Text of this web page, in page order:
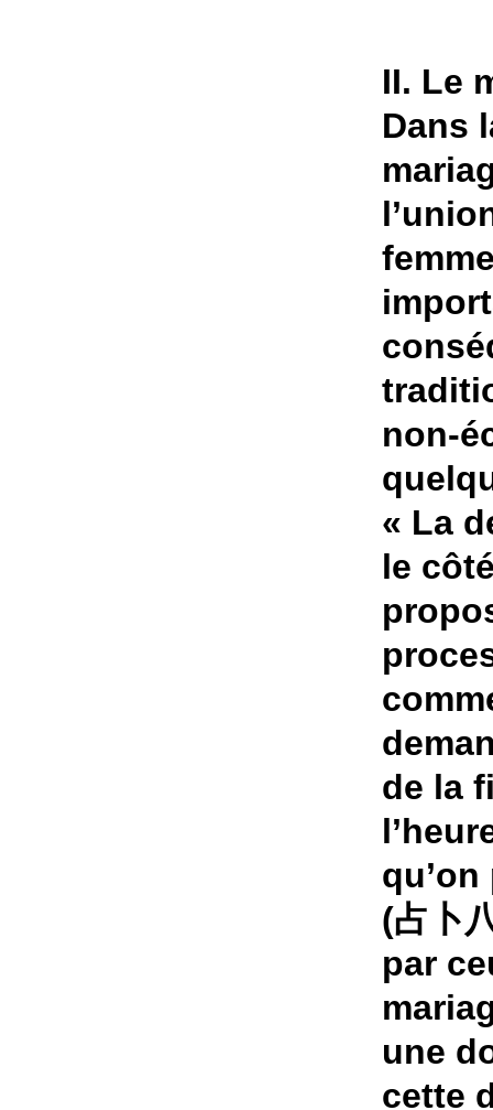
II. Le
Dans
non-
« La
le
de la
(占卜
par
une
cette